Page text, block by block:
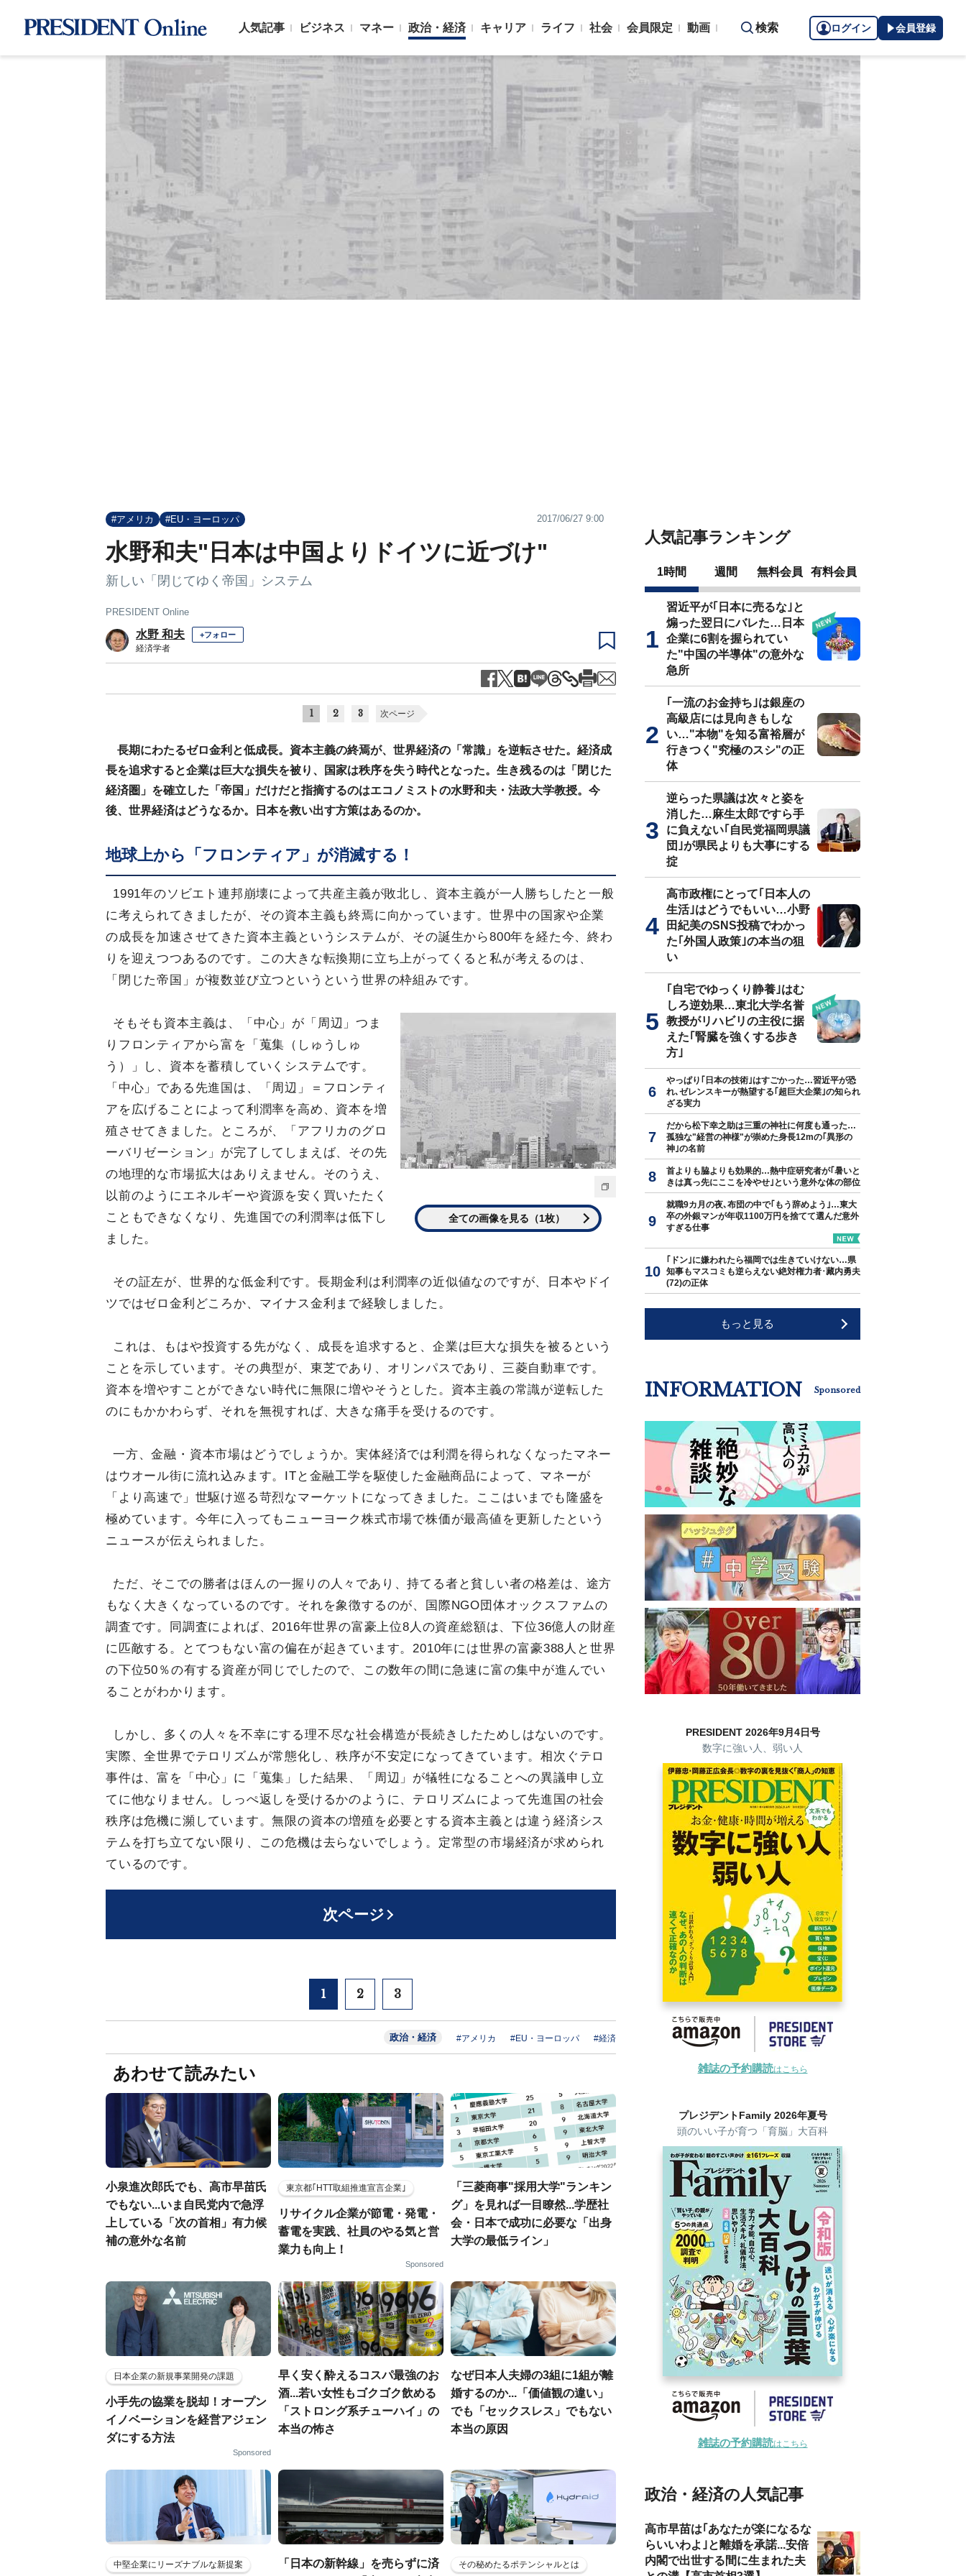
人気記事 ビジネス マネー 政治・経済 キャリア ライフ 社会 会員限定 動画 検索 ログイン 会員登録
#アメリカ #EU・ヨーロッパ 2017/06/27 9:00
水野和夫"日本は中国よりドイツに近づけ"
新しい「閉じてゆく帝国」システム
PRESIDENT Online
水野 和夫 +フォロー
経済学者
1 2 3 次ページ
長期にわたるゼロ金利と低成長。資本主義の終焉が、世界経済の「常識」を逆転させた。経済成
長を追求すると企業は巨大な損失を被り、国家は秩序を失う時代となった。生き残るのは「閉じた
経済圏」を確立した「帝国」だけだと指摘するのはエコノミストの水野和夫・法政大学教授。今
後、世界経済はどうなるか。日本を救い出す方策はあるのか。
地球上から「フロンティア」が消滅する！
1991年のソビエト連邦崩壊によって共産主義が敗北し、資本主義が一人勝ちしたと一般
に考えられてきましたが、その資本主義も終焉に向かっています。世界中の国家や企業
の成長を加速させてきた資本主義というシステムが、その誕生から800年を経た今、終わ
りを迎えつつあるのです。この大きな転換期に立ち上がってくると私が考えるのは、
「閉じた帝国」が複数並び立つというという世界の枠組みです。
全ての画像を見る（1枚）
そもそも資本主義は、「中心」が「周辺」つま
りフロンティアから富を「蒐集（しゅうしゅ
う）」し、資本を蓄積していくシステムです。
「中心」である先進国は、「周辺」＝フロンティ
アを広げることによって利潤率を高め、資本を増
殖させてきました。ところが、「アフリカのグロ
ーバリゼーション」が完了してしまえば、その先
の地理的な市場拡大はありえません。そのうえ、
以前のようにエネルギーや資源を安く買いたたく
こともできなくなり、先進国での利潤率は低下し
ました。
その証左が、世界的な低金利です。長期金利は利潤率の近似値なのですが、日本やドイ
ツではゼロ金利どころか、マイナス金利まで経験しました。
これは、もはや投資する先がなく、成長を追求すると、企業は巨大な損失を被るという
ことを示しています。その典型が、東芝であり、オリンパスであり、三菱自動車です。
資本を増やすことができない時代に無限に増やそうとした。資本主義の常識が逆転した
のにもかかわらず、それを無視すれば、大きな痛手を受けるのです。
一方、金融・資本市場はどうでしょうか。実体経済では利潤を得られなくなったマネー
はウオール街に流れ込みます。ITと金融工学を駆使した金融商品によって、マネーが
「より高速で」世駆け巡る苛烈なマーケットになってきました。ここはいまでも隆盛を
極めています。今年に入ってもニューヨーク株式市場で株価が最高値を更新したという
ニュースが伝えられました。
ただ、そこでの勝者はほんの一握りの人々であり、持てる者と貧しい者の格差は、途方
もなく大きくなっているのです。それを象徴するのが、国際NGO団体オックスファムの
調査です。同調査によれば、2016年世界の富豪上位8人の資産総額は、下位36億人の財産
に匹敵する。とてつもない富の偏在が起きています。2010年には世界の富豪388人と世界
の下位50％の有する資産が同じでしたので、この数年の間に急速に富の集中が進んでい
ることがわかります。
しかし、多くの人々を不幸にする理不尽な社会構造が長続きしたためしはないのです。
実際、全世界でテロリズムが常態化し、秩序が不安定になってきています。相次ぐテロ
事件は、富を「中心」に「蒐集」した結果、「周辺」が犠牲になることへの異議申し立
てに他なりません。しっぺ返しを受けるかのように、テロリズムによって先進国の社会
秩序は危機に瀕しています。無限の資本の増殖を必要とする資本主義とは違う経済シス
テムを打ち立てない限り、この危機は去らないでしょう。定常型の市場経済が求められ
ているのです。
次ページ
1 2 3
政治・経済 #アメリカ #EU・ヨーロッパ #経済
あわせて読みたい
小泉進次郎氏でも、高市早苗氏
でもない...いま自民党内で急浮
上している「次の首相」有力候
補の意外な名前
東京都｢HTT取組推進宣言企業｣
リサイクル企業が節電・発電・
蓄電を実践、社員のやる気と営
業力も向上！
Sponsored
「三菱商事"採用大学"ランキン
グ」を見れば一目瞭然...学歴社
会・日本で成功に必要な「出身
大学の最低ライン」
日本企業の新規事業開発の課題
小手先の協業を脱却！オープン
イノベーションを経営アジェン
ダにする方法
Sponsored
早く安く酔えるコスパ最強のお
酒...若い女性もゴクゴク飲める
「ストロング系チューハイ」の
本当の怖さ
なぜ日本人夫婦の3組に1組が離
婚するのか...「価値観の違い」
でも「セックスレス」でもない
本当の原因
中堅企業にリーズナブルな新提案
「日本の新幹線」を売らずに済
その秘めたるポテンシャルとは
人気記事ランキング
1時間 週間 無料会員 有料会員
習近平が｢日本に売るな｣と
煽った翌日にバレた…日本
企業に6割を握られてい
た"中国の半導体"の意外な
急所
｢一流のお金持ち｣は銀座の
高級店には見向きもしな
い…"本物"を知る富裕層が
行きつく"究極のスシ"の正
体
逆らった県議は次々と姿を
消した…麻生太郎ですら手
に負えない｢自民党福岡県議
団｣が県民よりも大事にする
掟
高市政権にとって｢日本人の
生活｣はどうでもいい…小野
田紀美のSNS投稿でわかっ
た｢外国人政策｣の本当の狙
い
｢自宅でゆっくり静養｣はむ
しろ逆効果…東北大学名誉
教授がリハビリの主役に据
えた｢腎臓を強くする歩き
方｣
やっぱり｢日本の技術｣はすごかった…習近平が恐
れ､ゼレンスキーが熱望する｢超巨大企業｣の知られ
ざる実力
だから松下幸之助は三重の神社に何度も通った…
孤独な"経営の神様"が崇めた身長12mの｢異形の
神｣の名前
首よりも脇よりも効果的…熱中症研究者が｢暑いと
きは真っ先にここを冷やせ｣という意外な体の部位
就職9カ月の夜､布団の中で｢もう辞めよう｣…東大
卒の外銀マンが年収1100万円を捨てて選んだ意外
すぎる仕事
｢ドン｣に嫌われたら福岡では生きていけない…県
知事もマスコミも逆らえない絶対権力者･藏内勇夫
(72)の正体
もっと見る
INFORMATION Sponsored
PRESIDENT 2026年9月4日号
数字に強い人、弱い人
雑誌の予約購読はこちら
プレジデントFamily 2026年夏号
頭のいい子が育つ「育脳」大百科
雑誌の予約購読はこちら
政治・経済の人気記事
高市早苗は｢あなたが楽になるな
らいいわよ｣と離婚を承諾...安倍
内閣で出世する間に生まれた夫